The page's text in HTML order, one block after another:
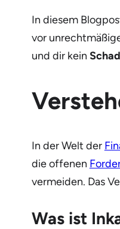
In diesem
vor
und dir kein
In der Welt der
die offenen
vermeiden. Das
Was ist